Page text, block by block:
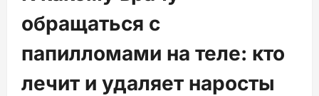
обращаться с
папилломами на теле: кто
лечит и удаляет наросты